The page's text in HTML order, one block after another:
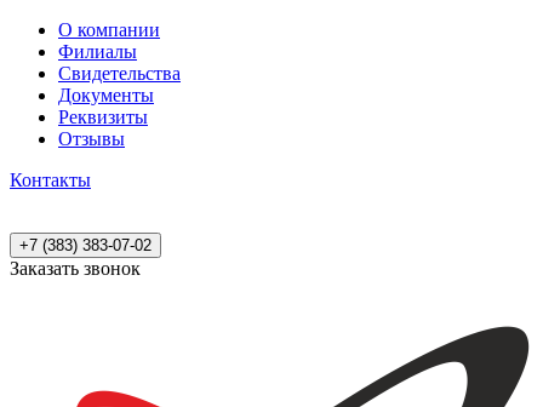
О компании
Филиалы
Свидетельства
Документы
Реквизиты
Отзывы
Контакты
+7 (383) 383-07-02
Заказать звонок